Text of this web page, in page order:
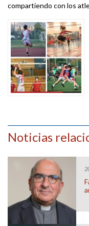
compartiendo con los
Noticias